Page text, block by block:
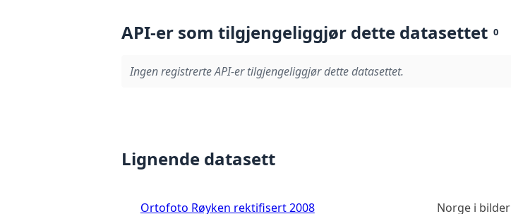
API-er som tilgjengeliggjør dette datasettet 0
Ingen registrerte API-er tilgjengeliggjør dette datasettet.
Lignende datasett
Ortofoto Røyken rektifisert 2008 Norge i bilder